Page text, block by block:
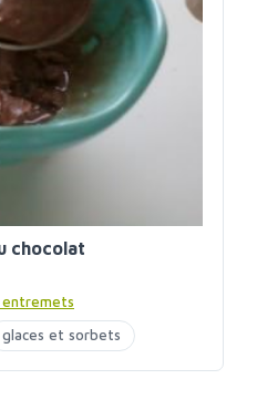
chocolat
glaces et sorbets